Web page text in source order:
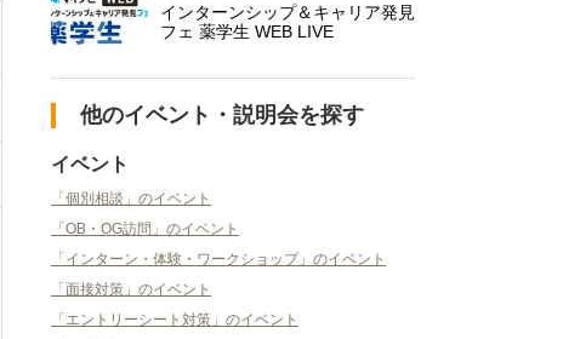
インターンシップ＆キャリア発見
フェ 薬学生 WEB LIVE
他のイベント・説明会を探す
イベント
「個別相談」のイベント
「OB・OG訪問」のイベント
「インターン・体験・ワークショップ」のイベント
「面接対策」のイベント
「エントリーシート対策」のイベント